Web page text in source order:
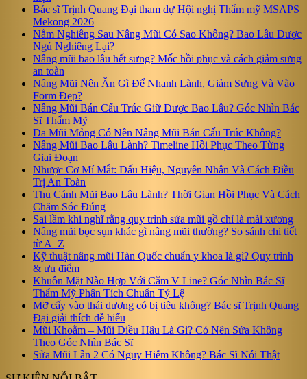
Bác sĩ Trịnh Quang Đại tham dự Hội nghị Thẩm mỹ MSAPS
Mekong 2026
Nằm Nghiêng Sau Nâng Mũi Có Sao Không? Bao Lâu Được
Ngủ Nghiêng Lại?
Nâng mũi bao lâu hết sưng? Mốc hồi phục và cách giảm sưng
an toàn
Nâng Mũi Nên Ăn Gì Để Nhanh Lành, Giảm Sưng Và Vào
Form Đẹp?
Nâng Mũi Bán Cấu Trúc Giữ Được Bao Lâu? Góc Nhìn Bác
Sĩ Thẩm Mỹ
Da Mũi Mỏng Có Nên Nâng Mũi Bán Cấu Trúc Không?
Nâng Mũi Bao Lâu Lành? Timeline Hồi Phục Theo Từng
Giai Đoạn
Nhược Cơ Mí Mắt: Dấu Hiệu, Nguyên Nhân Và Cách Điều
Trị An Toàn
Thu Cánh Mũi Bao Lâu Lành? Thời Gian Hồi Phục Và Cách
Chăm Sóc Đúng
Sai lầm khi nghĩ rằng quy trình sửa mũi gồ chỉ là mài xương
Nâng mũi bọc sụn khác gì nâng mũi thường? So sánh chi tiết
từ A–Z
Kỹ thuật nâng mũi Hàn Quốc chuẩn y khoa là gì? Quy trình
& ưu điểm
Khuôn Mặt Nào Hợp Với Cằm V Line? Góc Nhìn Bác Sĩ
Thẩm Mỹ Phân Tích Chuẩn Tỷ Lệ
Mỡ cấy vào thái dương có bị tiêu không? Bác sĩ Trịnh Quang
Đại giải thích dễ hiểu
Mũi Khoằm – Mũi Diều Hâu Là Gì? Có Nên Sửa Không
Theo Góc Nhìn Bác Sĩ
Sửa Mũi Lần 2 Có Nguy Hiểm Không? Bác Sĩ Nói Thật